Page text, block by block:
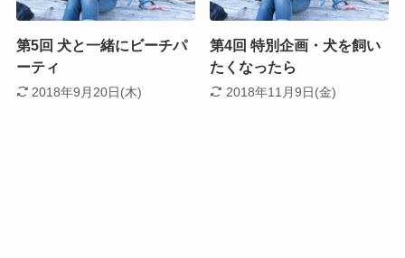
第5回 犬と一緒にビーチパ
ーティ
2018年9月20日(木)
第4回 特別企画・犬を飼い
たくなったら
2018年11月9日(金)